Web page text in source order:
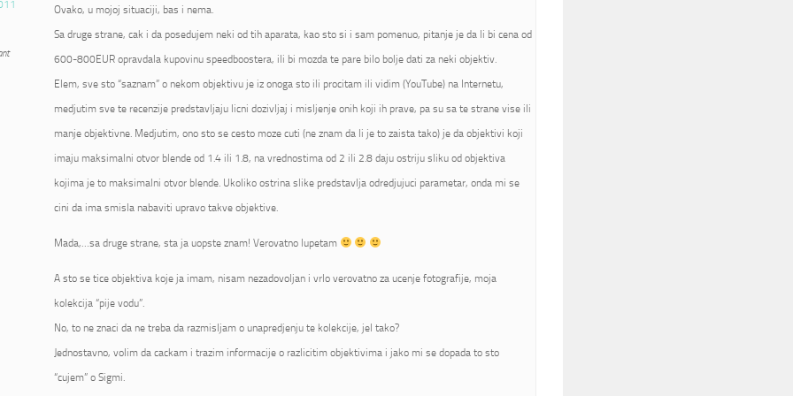
Ovako, u mojoj situaciji, bas i nema.
Sa druge strane, cak i da posedujem neki od tih aparata, kao sto si i sam pomenuo, pitanje je da li bi cena od
600-800EUR opravdala kupovinu speedboostera, ili bi mozda te pare bilo bolje dati za neki objektiv.
Elem, sve sto “saznam” o nekom objektivu je iz onoga sto ili procitam ili vidim (YouTube) na Internetu,
medjutim sve te recenzije predstavljaju licni dozivljaj i misljenje onih koji ih prave, pa su sa te strane vise ili
manje objektivne. Medjutim, ono sto se cesto moze cuti (ne znam da li je to zaista tako) je da objektivi koji
imaju maksimalni otvor blende od 1.4 ili 1.8, na vrednostima od 2 ili 2.8 daju ostriju sliku od objektiva
kojima je to maksimalni otvor blende. Ukoliko ostrina slike predstavlja odredjujuci parametar, onda mi se
cini da ima smisla nabaviti upravo takve objektive.
Mada,…sa druge strane, sta ja uopste znam! Verovatno lupetam
A sto se tice objektiva koje ja imam, nisam nezadovoljan i vrlo verovatno za ucenje fotografije, moja
kolekcija “pije vodu”.
No, to ne znaci da ne treba da razmisljam o unapredjenju te kolekcije, jel tako?
Jednostavno, volim da cackam i trazim informacije o razlicitim objektivima i jako mi se dopada to sto
“cujem” o Sigmi.